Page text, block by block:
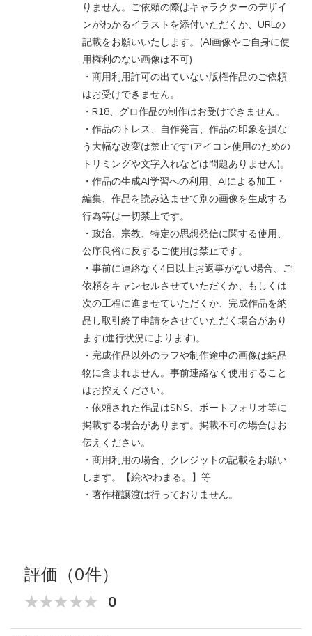
りません。ご依頼の際はキャラクターのデザイ
ンがわかるイラストを添付いただくか、URLの
記載をお願いいたします。(AI画像やご自身に使
用権利のない画像は不可)
・商用利用許可の出ていない版権作品のご依頼
はお受けできません。
・R18、グロ作品の制作はお受けできません。
・作品のトレス、自作発言、作品の印象を損な
う大幅な改変は禁止です(アイコン使用のための
トリミングや文字入れなどは問題ありません)。
・作品の生成AI学習への利用、AIによる加工・
編集、作品を読み込ませて別の画像を生成する
行為等は一切禁止です。
・政治、宗教、特定の思想発信に関する使用、
公序良俗に反するご使用は禁止です。
・事前に連絡なく4日以上お返事がない場合、ご
依頼をキャンセルさせていただくか、もしくは
次の工程に進ませていただくか、完成作品を納
品し取引終了申請をさせていただく場合があり
ます(進行状況によります)。
・完成作品以外のラフや制作途中の画像は納品
物に含まれません。事前連絡なく使用すること
はお控えください。
・依頼された作品はSNS、ポートフォリオ等に
掲載する場合があります。掲載不可の場合はお
伝えください。
・商用利用の場合、クレジットの記載をお願い
します。【絵:やわまる。】等
・著作権譲渡は行っておりません。
評価（0件）
0